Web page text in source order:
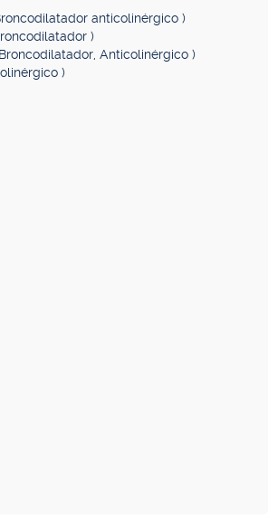
anticolinérgico )
)
Anticolinérgico )
)